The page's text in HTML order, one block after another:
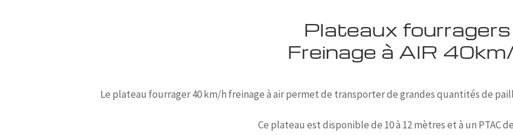
Plateaux fourragers
Freinage à AIR
Le plateau fourrager 40 km/h freinage à air permet de transporter de grandes quantités de
Ce plateau est disponible de 10 à 12 mètres et à un PTAC